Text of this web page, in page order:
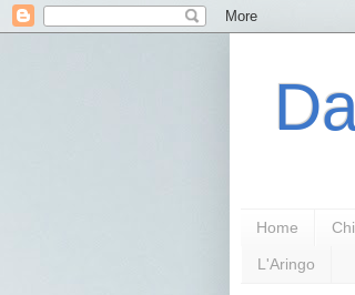
Home
L'Aringo